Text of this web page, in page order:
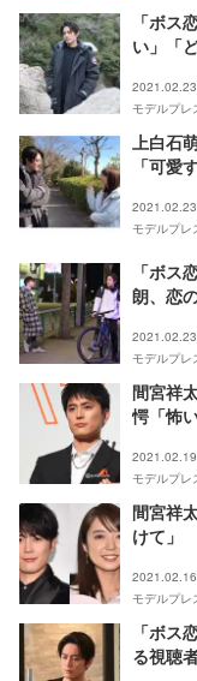
「ボス
い」「
モデルプレ
上白石
「可愛
モデルプレ
「ボス
朗、恋
モデルプレ
間宮祥
愕「怖
モデルプレ
間宮祥
けて」
モデルプレ
「ボス
る視聴